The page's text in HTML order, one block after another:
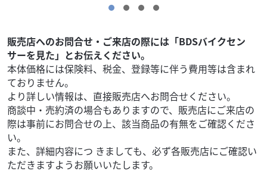
販売店へのお問合せ・ご来店の際には「BDSバイクセン
サーを見た」とお伝えください。
本体価格には保険料、税金、登録等に伴う費用等は含まれ
ておりません。
より詳しい情報は、直接販売店へお問合せください。
商談中・売約済の場合もありますので、販売店にご来店の
際は事前にお問合せの上、該当商品の有無をご確認くださ
い。
また、詳細内容につ きましても、必ず各販売店にご確認い
ただきますようお願いいたします。